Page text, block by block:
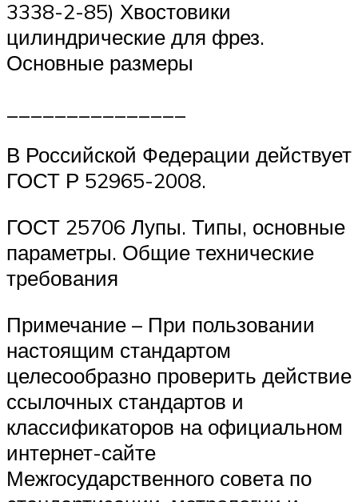
3338-2-85) Хвостовики
цилиндрические для фрез.
Основные размеры
В Российской Федерации действует
ГОСТ Р 52965-2008.
ГОСТ 25706 Лупы. Типы, основные
параметры. Общие технические
требования
Примечание – При пользовании
настоящим стандартом
целесообразно проверить действие
ссылочных стандартов и
классификаторов на официальном
интернет-сайте
Межгосударственного совета по